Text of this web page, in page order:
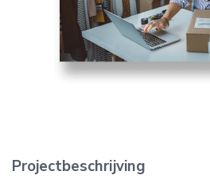
Projectbeschrijving